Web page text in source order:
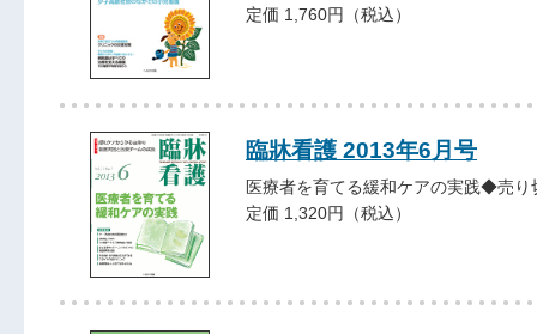
定価 1,760円（税込）
臨牀看護 2013年6月号
医療者を育てる緩和ケアの実践◆売
定価 1,320円（税込）